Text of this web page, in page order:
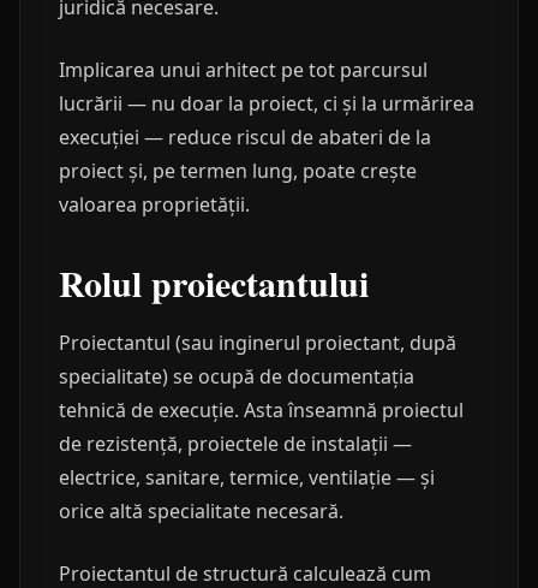
juridică necesare.
Implicarea unui arhitect pe tot parcursul
lucrării — nu doar la proiect, ci și la urmărirea
execuției — reduce riscul de abateri de la
proiect și, pe termen lung, poate crește
valoarea proprietății.
Rolul proiectantului
Proiectantul (sau inginerul proiectant, după
specialitate) se ocupă de documentația
tehnică de execuție. Asta înseamnă proiectul
de rezistență, proiectele de instalații —
electrice, sanitare, termice, ventilație — și
orice altă specialitate necesară.
Proiectantul de structură calculează cum